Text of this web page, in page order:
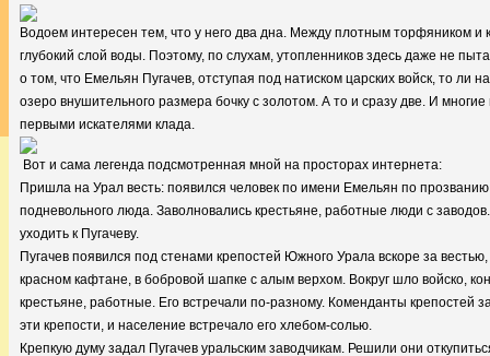
Водоем интересен тем, что у него два дна. Между плотным торфяником
глубокий слой воды. Поэтому, по слухам, утопленников здесь даже не
о том, что Емельян Пугачев, отступая под натиском царских войск, то ли
озеро внушительного размера бочку с золотом. А то и сразу две. И
первыми искателями клада.
Вот и сама легенда подсмотренная мной на просторах интернета:
Пришла на Урал весть: появился человек по имени Емельян по
подневольного люда. Заволновались крестьяне, работные люди с
уходить к Пугачеву.
Пугачев появился под стенами крепостей Южного Урала вскоре за
красном кафтане, в бобровой шапке с алым верхом. Вокруг шло войско,
крестьяне, работные. Его встречали по-разному. Коменданты крепостей
эти крепости, и население встречало его хлебом-солью.
Крепкую думу задал Пугачев уральским заводчикам. Решили они